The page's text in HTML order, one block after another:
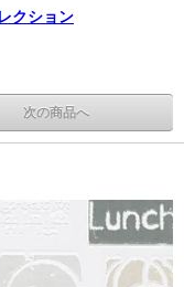
クション
次の商品へ